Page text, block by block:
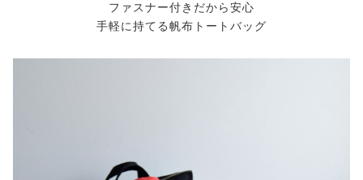
ファスナー付きだから安心
手軽に持てる帆布トートバッグ